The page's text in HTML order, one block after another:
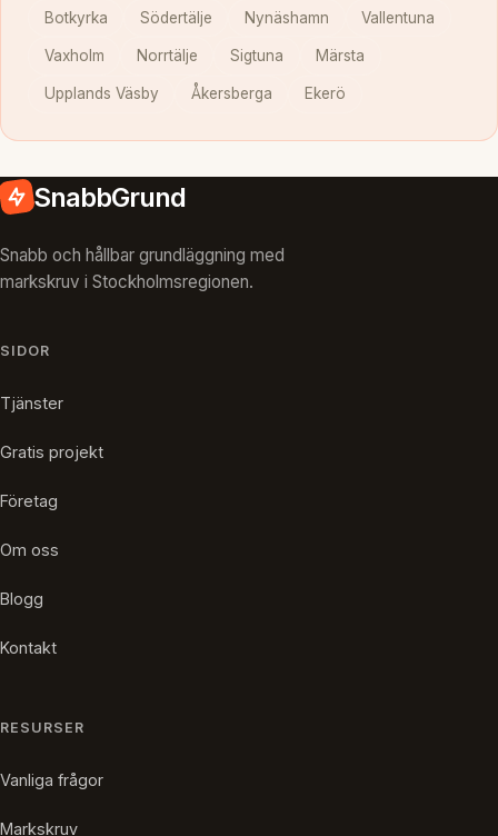
Botkyrka Södertälje Nynäshamn Vallentuna
Vaxholm Norrtälje Sigtuna Märsta
Upplands Väsby Åkersberga Ekerö
SnabbGrund
Snabb och hållbar grundläggning med
markskruv i Stockholmsregionen.
SIDOR
Tjänster
Gratis projekt
Företag
Om oss
Blogg
Kontakt
RESURSER
Vanliga frågor
Markskruv